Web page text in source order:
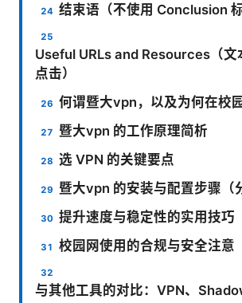
结束语（不使用 Conclusion 标
Useful URLs and Resources（文
点击）
何谓暨大vpn，以及为何在校
暨大vpn 的工作原理简析
选 VPN 的关键要点
暨大vpn 的安装与配置步骤（
提升速度与稳定性的实用技巧
校园网使用的合规与安全注意
与其他工具的对比：VPN、